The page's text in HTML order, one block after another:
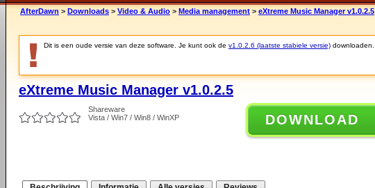
AfterDawn > Downloads > Video & Audio > Media management > eXtreme Music Manager v1.0.2.5
Dit is een oude versie van deze software. Je kunt ook de v1.0.2.6 (laatste stabiele versie) downloaden.
eXtreme Music Manager v1.0.2.5
Shareware
Vista / Win7 / Win8 / WinXP
DOWNLOAD